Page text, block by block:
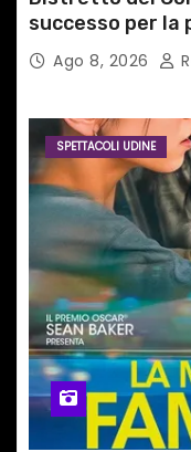
successo per la
del territorio
Ago 8, 2026
SPETTACOLI UDINE